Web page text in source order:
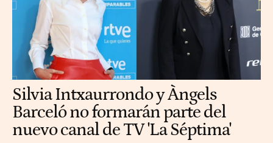
Silvia Intxaurrondo y Àngels
Barceló no formarán parte del
nuevo canal de TV 'La Séptima'